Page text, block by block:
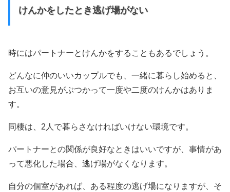
けんかをしたとき逃げ場がない
時にはパートナーとけんかをすることもあるでしょう。
どんなに仲のいいカップルでも、一緒に暮らし始めると、
お互いの意見がぶつかって一度や二度のけんかはありま
す。
同棲は、2人で暮らさなければいけない環境です。
パートナーとの関係が良好なときはいいですが、事情があ
って悪化した場合、逃げ場がなくなります。
自分の個室があれば、ある程度の逃げ場になりますが、そ